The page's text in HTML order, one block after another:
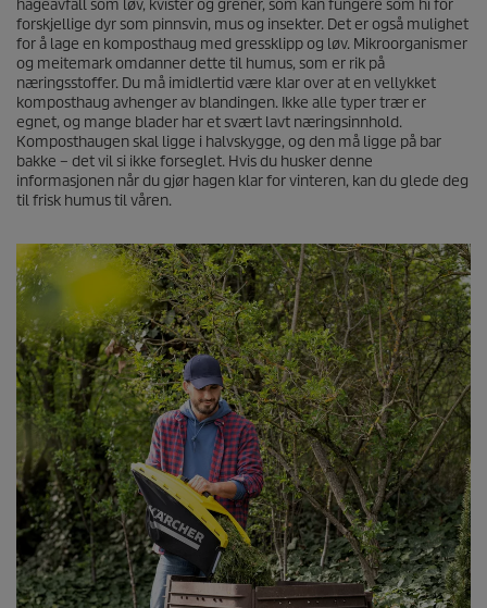
hageavfall som løv, kvister og grener, som kan fungere som hi for
forskjellige dyr som pinnsvin, mus og insekter. Det er også mulighet
for å lage en komposthaug med gressklipp og løv. Mikroorganismer
og meitemark omdanner dette til humus, som er rik på
næringsstoffer. Du må imidlertid være klar over at en vellykket
komposthaug avhenger av blandingen. Ikke alle typer trær er
egnet, og mange blader har et svært lavt næringsinnhold.
Komposthaugen skal ligge i halvskygge, og den må ligge på bar
bakke – det vil si ikke forseglet. Hvis du husker denne
informasjonen når du gjør hagen klar for vinteren, kan du glede deg
til frisk humus til våren.